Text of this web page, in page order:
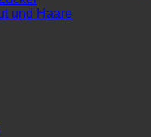
und Haare